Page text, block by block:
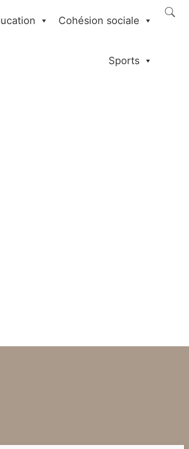
Cohésion sociale
Sports